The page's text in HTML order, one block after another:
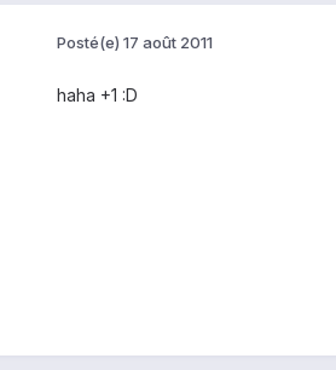
Posté(e) 17 août 2011
haha +1 :D